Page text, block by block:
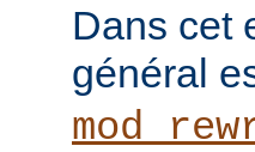
Dans cet
général